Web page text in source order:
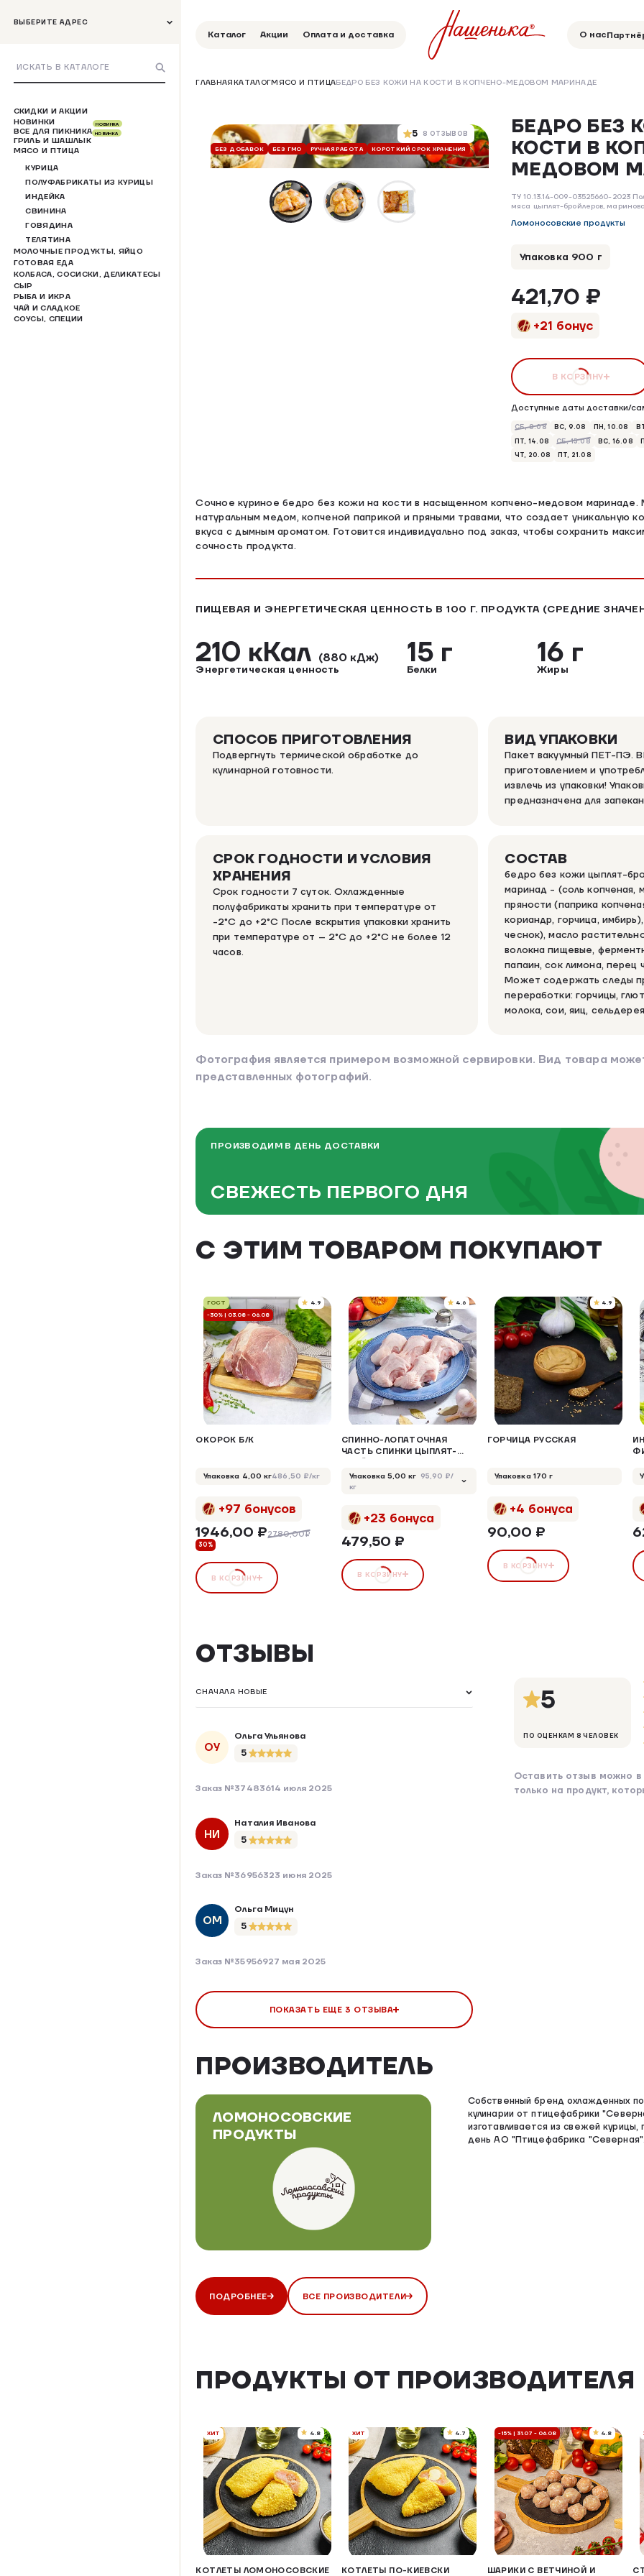
ВЫБЕРИТЕ АДРЕС
СКИДКИ И АКЦИИ
НОВИНКИ
ВСЕ ДЛЯ ПИКНИКА
НОВИНКА
ГРИЛЬ И ШАШЛЫК
НОВИНКА
МЯСО И ПТИЦА
КУРИЦА
ПОЛУФАБРИКАТЫ ИЗ КУРИЦЫ
ИНДЕЙКА
СВИНИНА
ГОВЯДИНА
ТЕЛЯТИНА
МОЛОЧНЫЕ ПРОДУКТЫ, ЯЙЦО
ГОТОВАЯ ЕДА
КОЛБАСА, СОСИСКИ, ДЕЛИКАТЕСЫ
СЫР
РЫБА И ИКРА
ЧАЙ И СЛАДКОЕ
СОУСЫ, СПЕЦИИ
Каталог Акции Оплата и доставка О нас
ГЛАВНАЯКАТАЛОГМЯСО И ПТИЦАБЕДРО БЕЗ КОЖИ НА КОСТИ В КОПЧЕНО-МЕДОВОМ МАРИНАДЕ
5 8 ОТЗЫВОВ
БЕЗ ДОБАВОК БЕЗ ГМО РУЧНАЯ РАБОТА КОРОТКИЙ СРОК ХРАНЕНИЯ БЕЗ ДОБАВОК БЕЗ ГМО РУЧНАЯ
БЕДРО БЕЗ
КОСТИ В
МЕДОВОМ
ТУ 10.13.14-009-03525660-2023
мяса цыплят-бройлеров,
Ломоносовские продукты
Доступные даты доставки/
СБ, 8.08 ВС, 9.08 ПН, 10.08
ПТ, 14.08
СБ, 15.08 ВС, 16.08
ЧТ, 20.08
ПТ, 21.08
Упаковка 900 г
421,70 ₽
+21 бонус
В КОРЗИНУ
Сочное куриное бедро без кожи на кости в насыщенном копчено-медовом маринаде.
натуральным медом, копченой паприкой и пряными травами, что создает уникальную
вкуса с дымным ароматом. Готовится индивидуально под заказ, чтобы сохранить
сочность продукта.
ПИЩЕВАЯ И ЭНЕРГЕТИЧЕСКАЯ ЦЕННОСТЬ В 100 Г. ПРОДУКТА (СРЕДНИЕ
210 кКал (880 кДж)
Энергетическая ценность
15 г
Белки
16 г
Жиры
СПОСОБ ПРИГОТОВЛЕНИЯ
Подвергнуть термической обработке до
кулинарной готовности.
ВИД УПАКОВКИ
Пакет вакуумный ПЕТ-ПЭ.
приготовлением и
извлечь из упаковки!
предназначена для
СРОК ГОДНОСТИ И УСЛОВИЯ
ХРАНЕНИЯ
Срок годности 7 суток. Охлажденные
полуфабрикаты хранить при температуре от
-2°C до +2°C После вскрытия упаковки хранить
при температуре от – 2°C до +2°C не более 12
часов.
СОСТАВ
бедро без кожи цыплят-
маринад - (соль копченая,
пряности (паприка
кориандр, горчица,
чеснок), масло
волокна пищевые,
папаин, сок лимона, перец
Может содержать следы
переработки: горчицы,
молока, сои, яиц,
Фотография является примером возможной сервировки. Вид товара
представленных фотографий.
ПРОИЗВОДИМ В ДЕНЬ ДОСТАВКИ
СВЕЖЕСТЬ ПЕРВОГО ДНЯ
С ЭТИМ ТОВАРОМ ПОКУПАЮТ
ГОСТ
-30% | 03.08 - 06.08
4.9
ОКОРОК Б/К
Упаковка 4,00 кг486,50 ₽/кг
+97 бонусов
1946,00 ₽2780,00₽
30%
В КОРЗИНУ
4.6
СПИННО-ЛОПАТОЧНАЯ
ЧАСТЬ СПИНКИ ЦЫПЛЯТ-
Упаковка 5,00 кг
95,90 ₽/
кг
+23 бонуса
479,50 ₽
В КОРЗИНУ
4.9
ГОРЧИЦА РУССКАЯ
Упаковка 170 г
+4 бонуса
90,00 ₽
В КОРЗИНУ
ОТЗЫВЫ
СНАЧАЛА НОВЫЕ
ОУ
Ольга Ульянова
5
Заказ №37483614 июля 2025
НИ
Наталия Иванова
5
Заказ №36956323 июня 2025
ОМ
Ольга Мицун
5
Заказ №35956927 мая 2025
ПОКАЗАТЬ ЕЩЕ 3 ОТЗЫВА
5
ПО ОЦЕНКАМ 8 ЧЕЛОВЕК
Оставить отзыв можно в
только на продукт,
ПРОИЗВОДИТЕЛЬ
ЛОМОНОСОВСКИЕ
ПРОДУКТЫ
ПОДРОБНЕЕ ВСЕ ПРОИЗВОДИТЕЛИ
Собственный бренд охлажденных
кулинарии от птицефабрики
изготавливается из свежей курицы,
день АО "Птицефабрика "Северная".
ПРОДУКТЫ ОТ ПРОИЗВОДИТЕЛЯ
ХИТ 4.8
КОТЛЕТЫ ЛОМОНОСОВСКИЕ
ХИТ 4.7
КОТЛЕТЫ ПО-КИЕВСКИ
-15% | 31.07 - 06.08 4.8
ШАРИКИ С ВЕТЧИНОЙ И